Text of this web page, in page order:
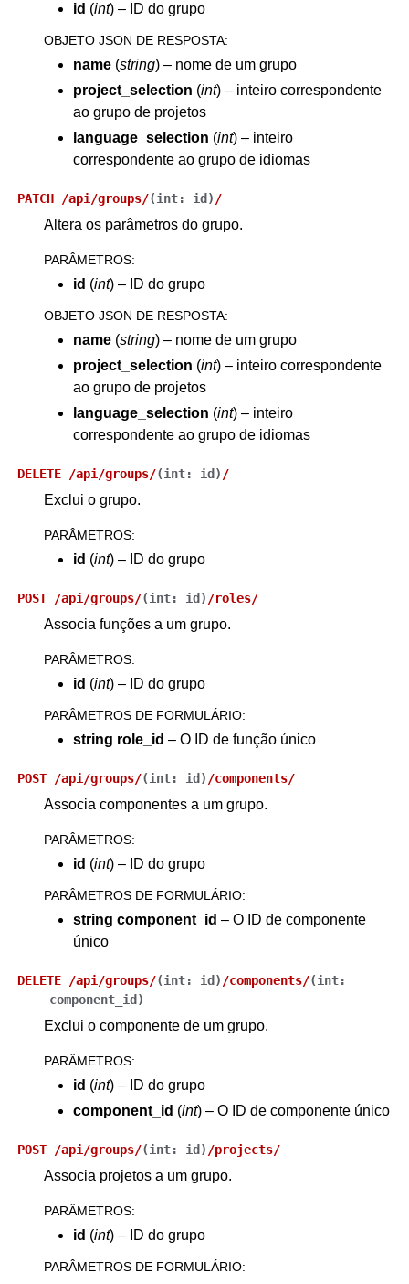
id (int) – ID do grupo
OBJETO JSON DE RESPOSTA:
name (string) – nome de um grupo
project_selection (int) – inteiro correspondente
ao grupo de projetos
language_selection (int) – inteiro
correspondente ao grupo de idiomas
PATCH /api/groups/(int: id )/
Altera os parâmetros do grupo.
PARÂMETROS:
id (int) – ID do grupo
OBJETO JSON DE RESPOSTA:
name (string) – nome de um grupo
project_selection (int) – inteiro correspondente
ao grupo de projetos
language_selection (int) – inteiro
correspondente ao grupo de idiomas
DELETE /api/groups/(int: id )/
Exclui o grupo.
PARÂMETROS:
id (int) – ID do grupo
POST /api/groups/(int: id )/roles/
Associa funções a um grupo.
PARÂMETROS:
id (int) – ID do grupo
PARÂMETROS DE FORMULÁRIO:
string role_id – O ID de função único
POST /api/groups/(int: id )/components/
Associa componentes a um grupo.
PARÂMETROS:
id (int) – ID do grupo
PARÂMETROS DE FORMULÁRIO:
string component_id – O ID de componente
único
DELETE /api/groups/(int: id )/components/(int:
component_id )
Exclui o componente de um grupo.
PARÂMETROS:
id (int) – ID do grupo
component_id (int) – O ID de componente único
POST /api/groups/(int: id )/projects/
Associa projetos a um grupo.
PARÂMETROS:
id (int) – ID do grupo
PARÂMETROS DE FORMULÁRIO: